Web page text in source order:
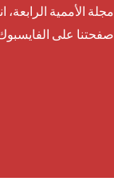
مجلة الأممية الرابعة،
صفحتنا على